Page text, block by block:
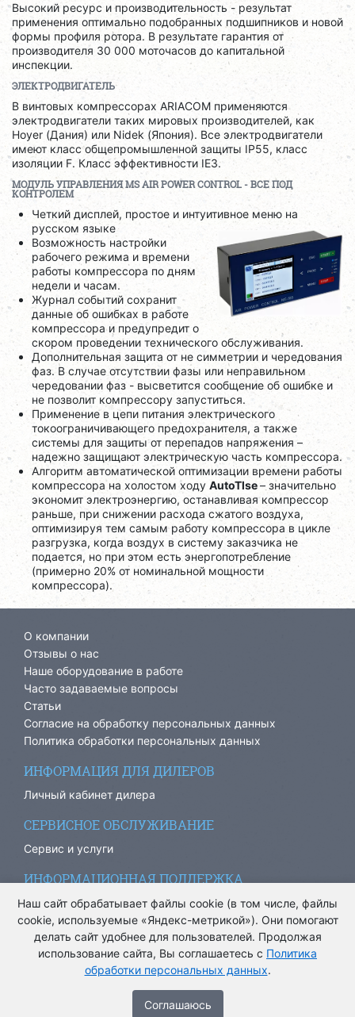
Высокий ресурс и производительность - результат
применения оптимально подобранных подшипников и новой
формы профиля ротора. В результате гарантия от
производителя 30 000 моточасов до капитальной
инспекции.
ЭЛЕКТРОДВИГАТЕЛЬ
В винтовых компрессорах ARIACOM применяются
электродвигатели таких мировых производителей, как
Hoyer (Дания) или Nidek (Япония). Все электродвигатели
имеют класс общепромышленной защиты IP55, класс
изоляции F. Класс эффективности IE3.
МОДУЛЬ УПРАВЛЕНИЯMSAIRPOWERCONTROL - ВСЕ ПОД
КОНТРОЛЕМ
Четкий дисплей, простое и интуитивное меню на
русском языке
Возможность настройки
рабочего режима и времени
работы компрессора по дням
недели и часам.
Журнал событий сохранит
данные об ошибках в работе
компрессора и предупредит о
скором проведении технического обслуживания.
Дополнительная защита от не симметрии и чередования
фаз. В случае отсутствии фазы или неправильном
чередовании фаз - высветится сообщение об ошибке и
не позволит компрессору запуститься.
Применение в цепи питания электрического
токоограничивающего предохранителя, а также
системы для защиты от перепадов напряжения –
надежно защищают электрическую часть компрессора.
Алгоритм автоматической оптимизации времени работы
компрессора на холостом ходу AutoTlse– значительно
экономит электроэнергию, останавливая компрессор
раньше, при снижении расхода сжатого воздуха,
оптимизируя тем самым работу компрессора в цикле
разгрузка, когда воздух в систему заказчика не
подается, но при этом есть энергопотребление
(примерно 20% от номинальной мощности
компрессора).
О компании
Отзывы о нас
Наше оборудование в работе
Часто задаваемые вопросы
Статьи
Согласие на обработку персональных данных
Политика обработки персональных данных
ИНФОРМАЦИЯ ДЛЯ ДИЛЕРОВ
Личный кабинет дилера
СЕРВИСНОЕ ОБСЛУЖИВАНИЕ
Сервис и услуги
ИНФОРМАЦИОННАЯ ПОДДЕРЖКА
info@ariacom.ru
® Все права защищены. 2013-2026. Информация на сайте
носит информационный характер и не является публичной
Наш сайт обрабатывает файлы cookie (в том числе, файлы
cookie, используемые «Яндекс-метрикой»). Они помогают
делать сайт удобнее для пользователей. Продолжая
использование сайта, Вы соглашаетесь с Политика
обработки персональных данных.
Cоглашаюсь